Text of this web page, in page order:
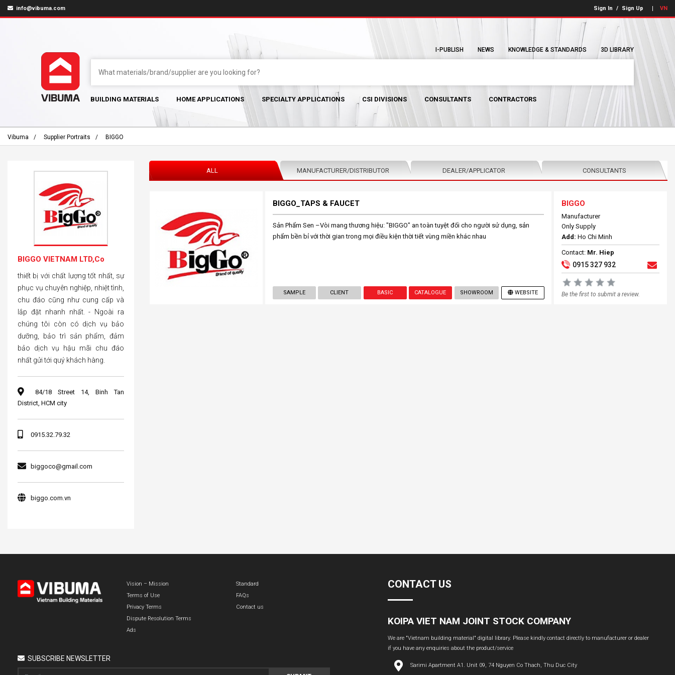
info@vibuma.com Sign In / Sign Up VN
I-PUBLISH NEWS KNOWLEDGE & STANDARDS 3D LIBRARY
BUILDING MATERIALS HOME APPLICATIONS SPECIALTY APPLICATIONS CSI DIVISIONS CONSULTANTS CONTRACTORS
Vibuma Supplier Portraits BIGGO
ALL MANUFACTURER/DISTRIBUTOR DEALER/APPLICATOR CONSULTANTS
BIGGO_TAPS & FAUCET
Sản Phẩm Sen –Vòi mang thương hiệu: "BIGGO" an toàn tuyệt đối cho người sử dụng, sản
phẩm bền bỉ với thời gian trong mọi điều kiện thời tiết vùng miền khác nhau
SAMPLE CLIENT BASIC CATALOGUE SHOWROOM WEBSITE
BIGGO
Manufacturer
Only Supply
Add: Ho Chi Minh
Contact: Mr. Hiep
0915 327 932
Be the first to submit a review.
BIGGO VIETNAM LTD,Co
thiết bị với chất lượng tốt nhất, sự
phục vụ chuyên nghiệp, nhiệt tình,
chu đáo cũng như cung cấp và
lắp đặt nhanh nhất. - Ngoài ra
chúng tôi còn có dịch vụ bảo
dưỡng, bảo trì sản phẩm, đảm
bảo dịch vụ hậu mãi chu đáo
nhất gửi tới quý khách hàng.
84/18 Street 14, Binh Tan
District, HCM city
0915.32.79.32
biggoco@gmail.com
biggo.com.vn
Vision – Mission
Terms of Use
Privacy Terms
Dispute Resolution Terms
Ads
Standard
FAQs
Contact us
SUBSCRIBE NEWSLETTER
CONTACT US
KOIPA VIET NAM JOINT STOCK COMPANY
We are "Vietnam building material" digital library. Please kindly contact directly to manufacturer or dealer
if you have any enquiries about the product/service
Sarimi Apartment A1. Unit 09, 74 Nguyen Co Thach, Thu Duc City